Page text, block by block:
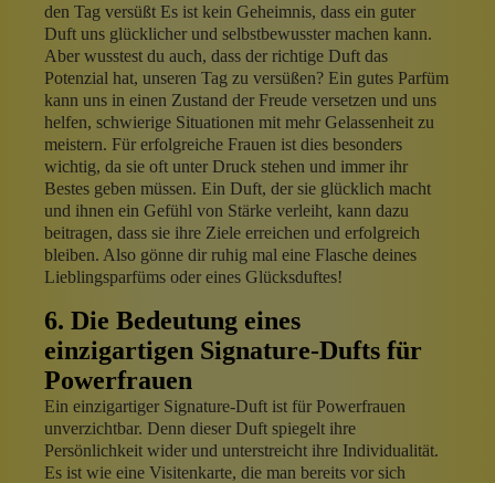
den Tag versüßt Es ist kein Geheimnis, dass ein guter
Duft uns glücklicher und selbstbewusster machen kann.
Aber wusstest du auch, dass der richtige Duft das
Potenzial hat, unseren Tag zu versüßen? Ein gutes Parfüm
kann uns in einen Zustand der Freude versetzen und uns
helfen, schwierige Situationen mit mehr Gelassenheit zu
meistern. Für erfolgreiche Frauen ist dies besonders
wichtig, da sie oft unter Druck stehen und immer ihr
Bestes geben müssen. Ein Duft, der sie glücklich macht
und ihnen ein Gefühl von Stärke verleiht, kann dazu
beitragen, dass sie ihre Ziele erreichen und erfolgreich
bleiben. Also gönne dir ruhig mal eine Flasche deines
Lieblingsparfüms oder eines Glücksduftes!
6. Die Bedeutung eines
einzigartigen Signature-Dufts für
Powerfrauen
Ein einzigartiger Signature-Duft ist für Powerfrauen
unverzichtbar. Denn dieser Duft spiegelt ihre
Persönlichkeit wider und unterstreicht ihre Individualität.
Es ist wie eine Visitenkarte, die man bereits vor sich